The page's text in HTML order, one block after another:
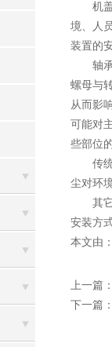
机盖
境、人
装置的
轴承
螺母与
从而影
可能对
些部位
传统
尘对环
其它
安装方
本文由
上一篇
下一篇